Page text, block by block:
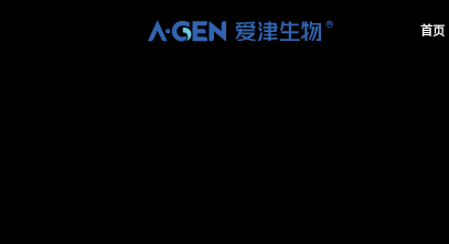
R
首页